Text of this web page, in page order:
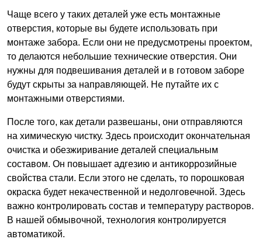
Чаще всего у таких деталей уже есть монтажные
отверстия, которые вы будете использовать при
монтаже забора. Если они не предусмотрены проектом,
то делаются небольшие технические отверстия. Они
нужны для подвешивания деталей и в готовом заборе
будут скрыты за направляющей. Не путайте их с
монтажными отверстиями.
После того, как детали развешаны, они отправляются
на химическую чистку. Здесь происходит окончательная
очистка и обезжиривание деталей специальным
составом. Он повышает адгезию и антикоррозийные
свойства стали. Если этого не сделать, то порошковая
окраска будет некачественной и недолговечной. Здесь
важно контролировать состав и температуру растворов.
В нашей обмывочной, технология контролируется
автоматикой.